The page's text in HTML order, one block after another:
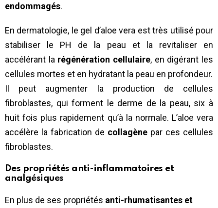
endommagés.
En dermatologie, le gel d’aloe vera est très utilisé pour
stabiliser le PH de la peau et la revitaliser en
accélérant la régénération cellulaire, en digérant les
cellules mortes et en hydratant la peau en profondeur.
Il peut augmenter la production de cellules
fibroblastes, qui forment le derme de la peau, six à
huit fois plus rapidement qu’à la normale. L’aloe vera
accélère la fabrication de collagène par ces cellules
fibroblastes.
Des propriétés anti-inflammatoires et
analgésiques
En plus de ses propriétés anti-rhumatisantes et